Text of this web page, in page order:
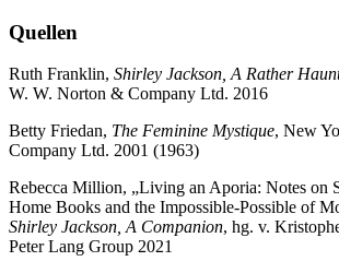
Quellen
Ruth Franklin, Shirley Jackson, A Rather
W. W. Norton & Company Ltd. 2016
Betty Friedan, The Feminine Mystique, New
Company Ltd. 2001 (1963)
Rebecca Million, „Living an Aporia: Notes on
Home Books and the Impossible-Possible of
Shirley Jackson, A Companion, hg. v.
Peter Lang Group 2021